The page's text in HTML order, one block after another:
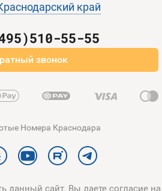
край
55-55
звонок
Номера Краснодара
данный сайт, Вы даете согласие на